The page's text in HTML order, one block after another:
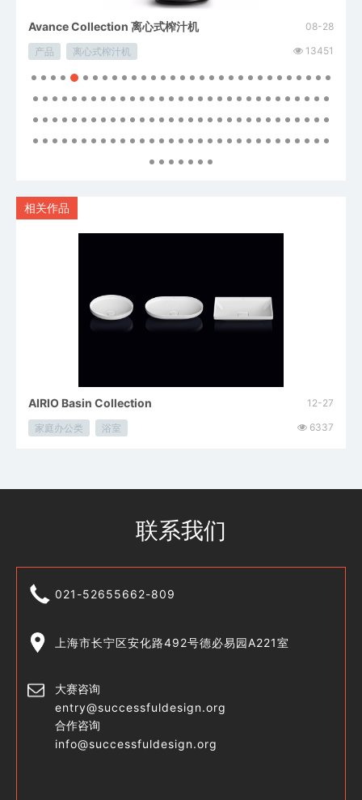
Avance Collection 离心式榨汁机 08-28
产品 离心式榨汁机 13451
相关作品
AIRIO Basin Collection 12-27
家庭办公类 浴室 6337
联系我们
021-52655662-809
上海市长宁区安化路492号德必易园A221室
大赛咨询
entry@successfuldesign.org
合作咨询
info@successfuldesign.org